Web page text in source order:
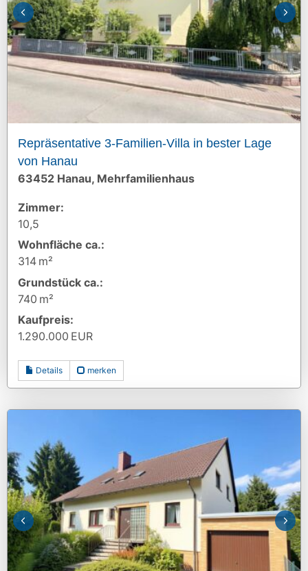
Repräsentative 3-Familien-Villa in bester Lage
von Hanau
63452 Hanau, Mehrfamilienhaus
Zimmer:
10,5
Wohnfläche ca.:
314 m²
Grund­stück ca.:
740 m²
Kaufpreis:
1.290.000 EUR
Details merken